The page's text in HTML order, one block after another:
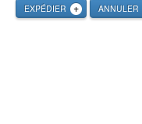
EXPÉDIER ANNULER